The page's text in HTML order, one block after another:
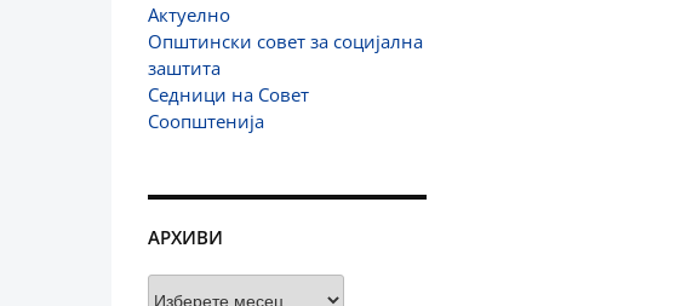
Актуелно
Општински совет за социјална
заштита
Седници на Совет
Соопштенија
АРХИВИ